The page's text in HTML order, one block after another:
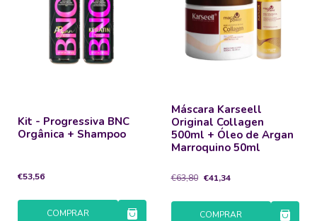
Kit - Progressiva BNC
Orgânica + Shampoo
€53,56
COMPRAR
Máscara Karseell
Original Collagen
500ml + Óleo de Argan
Marroquino 50ml
€63,80 €41,34
COMPRAR